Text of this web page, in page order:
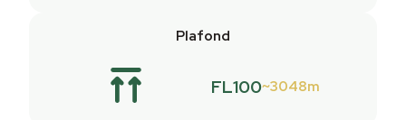
Plafond
FL100 3048m